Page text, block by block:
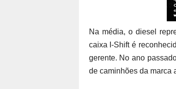
Na média, o diesel
caixa I-Shift é
gerente. No ano
de caminhões da marca